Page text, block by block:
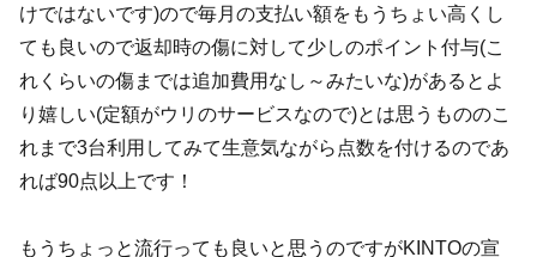
けではないです)ので毎月の支払い額をもうちょい高くし
ても良いので返却時の傷に対して少しのポイント付与(こ
れくらいの傷までは追加費用なし～みたいな)があるとよ
り嬉しい(定額がウリのサービスなので)とは思うもののこ
れまで3台利用してみて生意気ながら点数を付けるのであ
れば90点以上です！
もうちょっと流行っても良いと思うのですがKINTOの宣